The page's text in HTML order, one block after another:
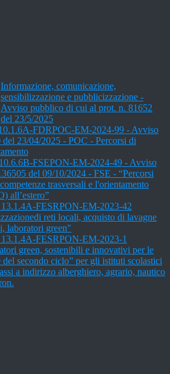
Informazione, comunicazione,
sensibilizzazione e pubblicizzazione -
Avviso pubblico di cui al prot. n. 81652
del 23/5/2025
FDRPOC-EM-2024-99 - Avviso
del 23/04/2025 - POC - Percorsi di
FSEPON-EM-2024-49 - Avviso
del 09/10/2024 - FSE - “Percorsi
trasversali e l'orientamento
all’estero”
FESRPON-EM-2023-42
reti locali, acquisto di lavagne
laboratori green"
FESRPON-EM-2023-1
green, sostenibili e innovativi per le
del secondo ciclo” per gli istituti scolastici
a indirizzo alberghiero, agrario, nautico